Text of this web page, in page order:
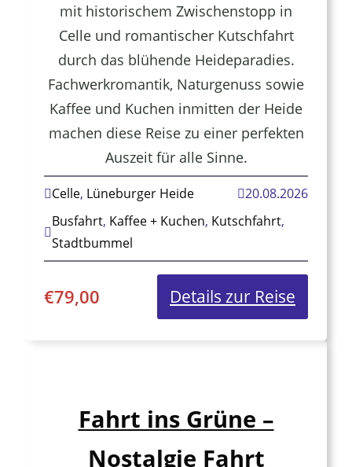
mit historischem Zwischenstopp in
Celle und romantischer Kutschfahrt
durch das blühende Heideparadies.
Fachwerkromantik, Naturgenuss sowie
Kaffee und Kuchen inmitten der Heide
machen diese Reise zu einer perfekten
Auszeit für alle Sinne.
Celle, Lüneburger Heide
20.08.2026
Busfahrt, Kaffee + Kuchen, Kutschfahrt,
Stadtbummel
€79,00 Details zur Reise
Fahrt ins Grüne –
Nostalgie Fahrt